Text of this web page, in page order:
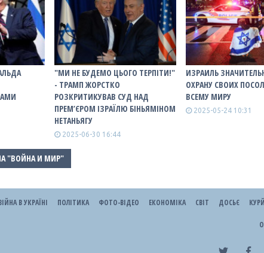
"МИ НЕ БУДЕМО ЦЬОГО ТЕРПІТИ!"
- ТРАМП ЖОРСТКО
РОЗКРИТИКУВАВ СУД НАД
ПРЕМ’ЄРОМ ІЗРАЇЛЮ БІНЬЯМІНОМ
НЕТАНЬЯГУ
2025-06-30 16:44
ИЗРАИЛЬ
ОХРАНУ СВОИХ
ВСЕМУ МИРУ
2025-05-24 10:31
"ВОЙНА И МИР"
В УКРАЇНІ ПОЛІТИКА ФОТО-ВІДЕО ЕКОНОМІКА СВІТ ДОСЬЄ